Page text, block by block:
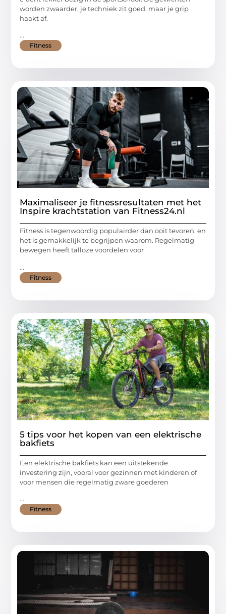
worden zwaarder, je techniek zit goed, maar je grip
haakt af.
...
Fitness
Maximaliseer je fitnessresultaten met het
Inspire krachtstation van Fitness24.nl
Fitness is tegenwoordig populairder dan ooit tevoren, en
het is gemakkelijk te begrijpen waarom. Regelmatig
bewegen heeft talloze voordelen voor
...
Fitness
5 tips voor het kopen van een elektrische
bakfiets
Een elektrische bakfiets kan een uitstekende
investering zijn, vooral voor gezinnen met kinderen of
voor mensen die regelmatig zware goederen
...
Fitness